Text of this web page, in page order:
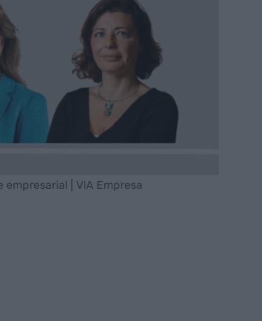
| VIA Empresa